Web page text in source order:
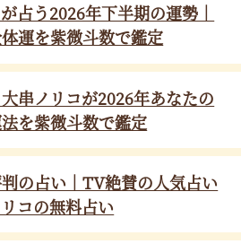
占う2026年下半期の運勢｜
運を紫微斗数で鑑定
串ノリコが2026年あなたの
を紫微斗数で鑑定
の占い｜TV絶賛の人気占い
コの無料占い